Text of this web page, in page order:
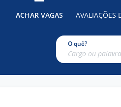
ACHAR VAGAS AVALIAÇÕES
O quê?